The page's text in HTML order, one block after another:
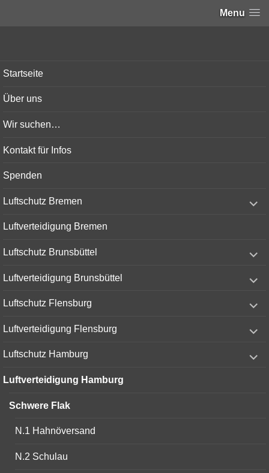
Menu
Startseite
Über uns
Wir suchen…
Kontakt für Infos
Spenden
Luftschutz Bremen
child
Luftverteidigung Bremen
Luftschutz Brunsbüttel
child
Luftverteidigung Brunsbüttel
child
Luftschutz Flensburg
child
Luftverteidigung Flensburg
child
Luftschutz Hamburg
child
Luftverteidigung Hamburg
Schwere Flak
N.1 Hahnöversand
N.2 Schulau